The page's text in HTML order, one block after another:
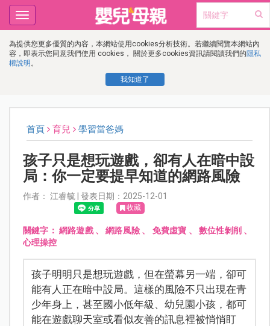
為提供您更多優質的內容，本網站使用cookies分析技術。若繼續閱覽本網站內
容，即表示您同意我們使用 cookies， 關於更多cookies資訊請閱讀我們的隱私
權說明 。
我知道了
Toggle
navigation
首頁 育兒 學習當爸媽
孩子只是想玩遊戲，卻有人在暗中設
局：你一定要提早知道的網路風險
作者： 江睿毓 | 發表日期：2025-12-01
收藏
關鍵字： 網路遊戲、網路風險 、 免費虛寶 、 數位性剝削 、
心理操控
孩子明明只是想玩遊戲，但在螢幕另一端，卻可
能有人正在暗中設局。這樣的風險不只出現在青
少年身上，甚至國小低年級、幼兒園小孩，都可
能在遊戲聊天室或看似友善的訊息裡被悄悄盯